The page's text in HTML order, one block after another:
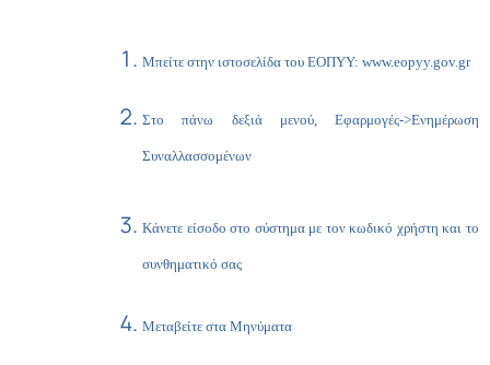
Μπείτε στην ιστοσελίδα του ΕΟΠΥΥ: www.eopyy.gov.gr
Στο πάνω δεξιά μενού, Εφαρμογές->Ενημέρωση
Συναλλασσομένων
Κάνετε είσοδο στο σύστημα με τον κωδικό χρήστη και το
συνθηματικό σας
Μεταβείτε στα Μηνύματα